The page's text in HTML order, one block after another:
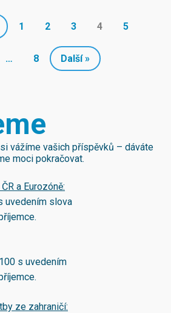
1 2 3 4 5
… 8 Další »
vážíme vašich příspěvků – dáváte
moci pokračovat.
a Eurozóně:
uvedením slova
s uvedením
ze zahraničí: